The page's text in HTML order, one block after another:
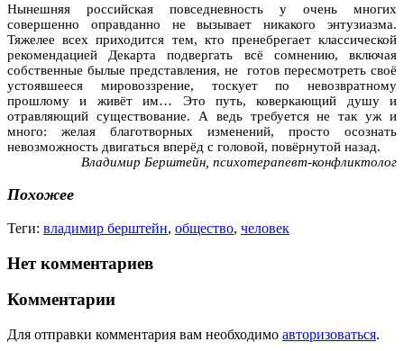
Нынешняя российская повседневность у очень многих
совершенно оправданно не вызывает никакого энтузиазма.
Тяжелее всех приходится тем, кто пренебрегает классической
рекомендацией Декарта подвергать всё сомнению, включая
собственные былые представления, не готов пересмотреть своё
устоявшееся мировоззрение, тоскует по невозвратному
прошлому и живёт им… Это путь, коверкающий душу и
отравляющий существование. А ведь требуется не так уж и
много: желая благотворных изменений, просто осознать
невозможность двигаться вперёд с головой, повёрнутой назад.
Владимир Берштейн, психотерапевт-конфликтолог
Похожее
Теги: владимир берштейн, общество, человек
Нет комментариев
Комментарии
Для отправки комментария вам необходимо авторизоваться.